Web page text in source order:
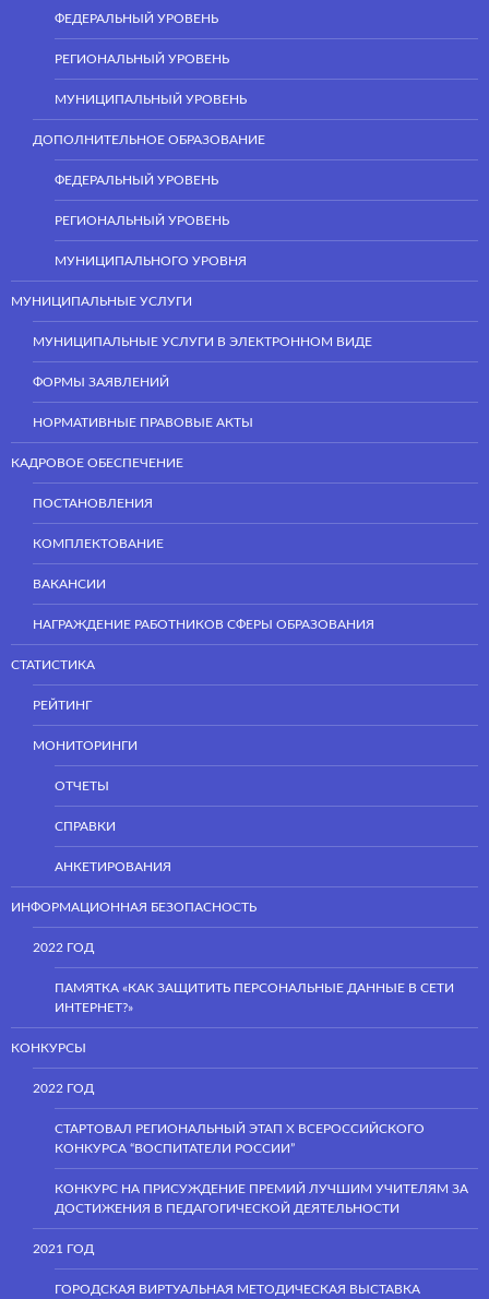
ФЕДЕРАЛЬНЫЙ УРОВЕНЬ
РЕГИОНАЛЬНЫЙ УРОВЕНЬ
МУНИЦИПАЛЬНЫЙ УРОВЕНЬ
ДОПОЛНИТЕЛЬНОЕ ОБРАЗОВАНИЕ
ФЕДЕРАЛЬНЫЙ УРОВЕНЬ
РЕГИОНАЛЬНЫЙ УРОВЕНЬ
МУНИЦИПАЛЬНОГО УРОВНЯ
МУНИЦИПАЛЬНЫЕ УСЛУГИ
МУНИЦИПАЛЬНЫЕ УСЛУГИ В ЭЛЕКТРОННОМ ВИДЕ
ФОРМЫ ЗАЯВЛЕНИЙ
НОРМАТИВНЫЕ ПРАВОВЫЕ АКТЫ
КАДРОВОЕ ОБЕСПЕЧЕНИЕ
ПОСТАНОВЛЕНИЯ
КОМПЛЕКТОВАНИЕ
ВАКАНСИИ
НАГРАЖДЕНИЕ РАБОТНИКОВ СФЕРЫ ОБРАЗОВАНИЯ
СТАТИСТИКА
РЕЙТИНГ
МОНИТОРИНГИ
ОТЧЕТЫ
СПРАВКИ
АНКЕТИРОВАНИЯ
ИНФОРМАЦИОННАЯ БЕЗОПАСНОСТЬ
2022 ГОД
ПАМЯТКА «КАК ЗАЩИТИТЬ ПЕРСОНАЛЬНЫЕ ДАННЫЕ В СЕТИ
ИНТЕРНЕТ?»
КОНКУРСЫ
2022 ГОД
СТАРТОВАЛ РЕГИОНАЛЬНЫЙ ЭТАП Х ВСЕРОССИЙСКОГО
КОНКУРСА “ВОСПИТАТЕЛИ РОССИИ”
КОНКУРС НА ПРИСУЖДЕНИЕ ПРЕМИЙ ЛУЧШИМ УЧИТЕЛЯМ ЗА
ДОСТИЖЕНИЯ В ПЕДАГОГИЧЕСКОЙ ДЕЯТЕЛЬНОСТИ
2021 ГОД
ГОРОДСКАЯ ВИРТУАЛЬНАЯ МЕТОДИЧЕСКАЯ ВЫСТАВКА